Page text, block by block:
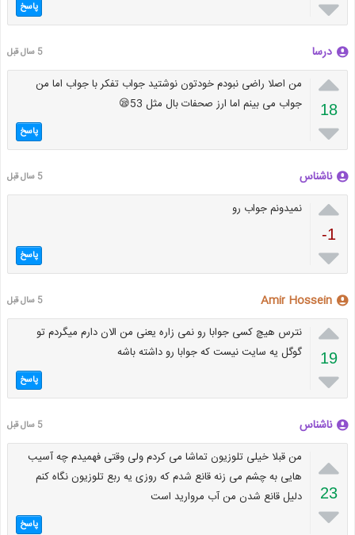
 پاسخ
درسا 5 سال قبل

18

من اصلا راضی نبودم خودتون نوشتید جواب تفکر با جواب اما من
جواب می بینم اما ارز صحفات بال مثل 53😪
پاسخ
ناشناس 5 سال قبل

-1

نمیدونم جواب رو
پاسخ
Amir Hossein 5 سال قبل

19

نترس هیچ کسی جوابا رو نمی زاره یعنی من الان دارم میگردم تو
گوگل یه سایت نیست که جوابا رو داشته باشه
پاسخ
ناشناس 5 سال قبل

23

من قبلا خیلی تلوزیون تماشا می کردم ولی وقتی فهمیدم چه آسیب
هایی به چشم می زنه قانع شدم که روزی یه ربع تلوزیون نگاه کنم
دلیل قانع شدن من آب مروارید است
پاسخ